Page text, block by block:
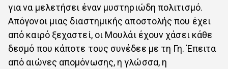
για να μελετήσει έναν μυστηριώδη πολιτισμό.
Απόγονοι μιας διαστημικής αποστολής που έχει
από καιρό ξεχαστεί, οι Μουλάι έχουν χάσει κάθε
δεσμό που κάποτε τους συνέδεε με τη Γη. Έπειτα
από αιώνες απομόνωσης, η γλώσσα, η